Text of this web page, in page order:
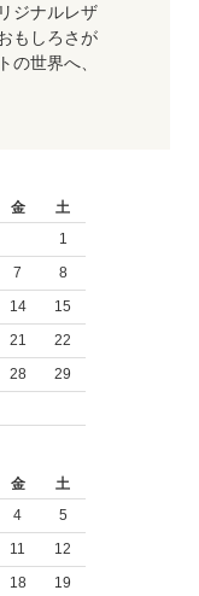
ジナルレザ
もしろさが
の世界へ、
金
土
1
7
8
14
15
21
22
28
29
金
土
4
5
11
12
18
19